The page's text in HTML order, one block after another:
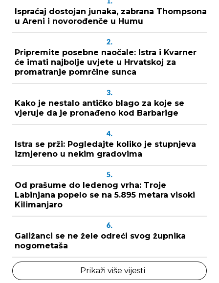
1.
Ispraćaj dostojan junaka, zabrana Thompsona
u Areni i novorođenče u Humu
2.
Pripremite posebne naočale: Istra i Kvarner
će imati najbolje uvjete u Hrvatskoj za
promatranje pomrčine sunca
3.
Kako je nestalo antičko blago za koje se
vjeruje da je pronađeno kod Barbarige
4.
Istra se prži: Pogledajte koliko je stupnjeva
izmjereno u nekim gradovima
5.
Od prašume do ledenog vrha: Troje
Labinjana popelo se na 5.895 metara visoki
Kilimanjaro
6.
Galižanci se ne žele odreći svog župnika
nogometaša
Prikaži više vijesti